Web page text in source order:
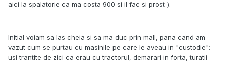
aici la spalatorie ca ma costa 900 si il fac si prost ).
Initial voiam sa las cheia si sa ma duc prin mall, pana cand am
vazut cum se purtau cu masinile pe care le aveau in "custodie":
usi trantite de zici ca erau cu tractorul, demarari in forta, turatii